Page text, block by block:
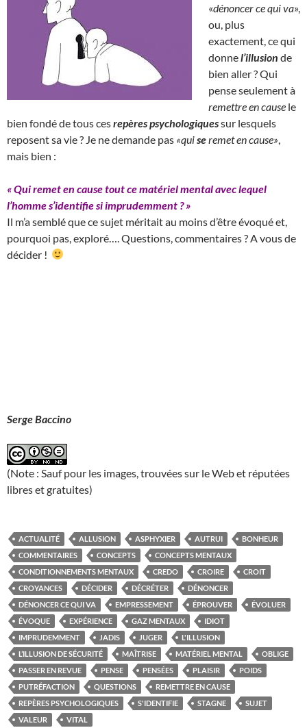
«dénoncer ce qui va»,
ou, plus
exactement, ce qui
donnel’illusion de
bien aller ? Qui
pense seulement à
remettre en cause le
bien fondé de tous cesrepères psychologiquessur lesquels
reposent sa vie ? Je ne demande pas «quiseremet en cause»
mais bien :
« Qui remet en cause tout ce matériel mental avec lequel
l’homme s’identifie si imprudemment ? »
Il m’a semblé que ce sujet méritait au moins d’être évoqué et,
pourquoi pas, exploré…. Questions, commentaires ? A vous de
décider !
Serge Baccino
(Note : Sauf pour les images, trouvées sur le Web et réputées
libres et gratuites)
ACTUALITÉ ALLUSION ASPHYXIER AUTRUI
BONHEUR
COMMENTAIRES
CONCEPTS
CONCEPTS MENTAUX
CONDITIONNEMENTS MENTAUX
CREDO CROIRE
CROIT
CROYANCES
DÉCIDER DÉCRÉTER
DÉNONCER
DÉNONCER CE QUI VA
EMPRESSEMENT ÉPROUVER
ÉVOLUER
ÉVOQUE
EXPÉRIENCE GAZ MENTAUX
IDIOT
IMPRUDEMMENT
JADIS JUGER
L'ILLUSION
L’ILLUSION DE SÉCURITÉ
MAÎTRISE MATÉRIEL MENTAL
OBLIGE
PASSER EN REVUE
PENSE PENSÉES PLAISIR
POIDS
PUTRÉFACTION
QUESTIONS
REMETTRE EN CAUSE
REPÈRES PSYCHOLOGIQUES
S'IDENTIFIE STAGNE
SUJET
VALEUR
VITAL